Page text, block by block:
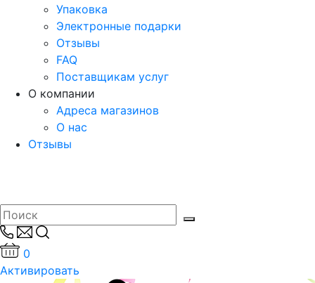
Упаковка
Электронные подарки
Отзывы
FAQ
Поставщикам услуг
О компании
Адреса магазинов
О нас
Отзывы
0
Активировать